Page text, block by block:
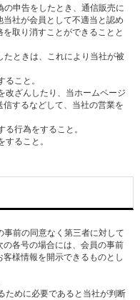
申告をしたとき、通信販売に
社が会員として不適当と認め
取り消すことができることと
ときは、これにより当社が被
こと。
改ざんしたり、当ホームページ
するなどして、当社の営業を
行為をすること。
ること。
前の同意なく第三者に対して
各号の場合には、会員の事前
様情報を開示できるものとし
ために必要であると当社が判断